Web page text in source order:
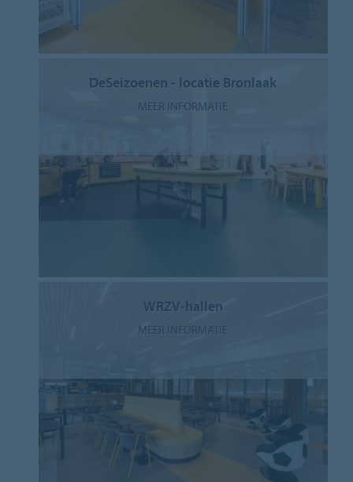
DeSeizoenen - locatie Bronlaak
MEER INFORMATIE
WRZV-hallen
MEER INFORMATIE